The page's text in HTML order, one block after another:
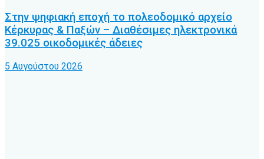
Στην ψηφιακή εποχή το πολεοδομικό αρχείο
Κέρκυρας & Παξών – Διαθέσιμες ηλεκτρονικά
39.025 οικοδομικές άδειες
5 Αυγούστου 2026